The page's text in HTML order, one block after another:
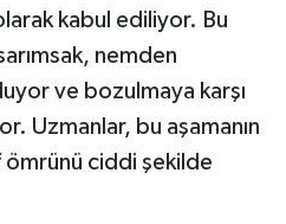
kabul ediliyor. Bu
nemden
ve bozulmaya karşı
Uzmanlar, bu aşamanın
ömrünü ciddi şekilde